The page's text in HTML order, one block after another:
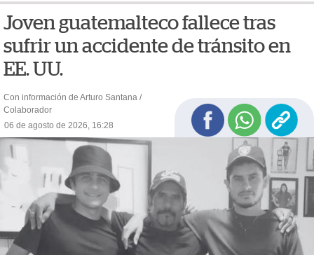
Joven guatemalteco fallece tras
sufrir un accidente de tránsito en
EE. UU.
Con información de Arturo Santana /
Colaborador
06 de agosto de 2026, 16:28